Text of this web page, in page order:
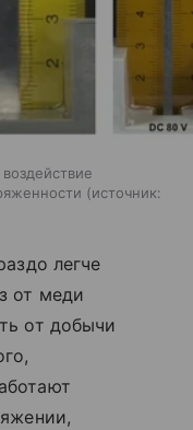
источник:
легче
от меди
от добычи